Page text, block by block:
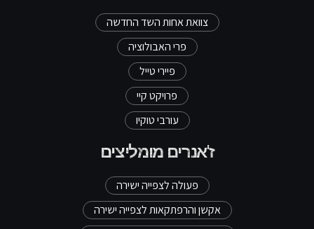
צוואת אחות השד החדשה
פרי האבולוציה
פיירי טייל
פרויקט קיי
עורבי טוקיו
ז'אנרים מומליצים
פעולה לצפייה ישירה
אקשן והרפתקאות לצפייה ישירה